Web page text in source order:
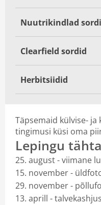
Nuutrikindlad
Clearfield sordid
Herbitsiidid
Täpsemaid külvise-
tingimusi küsi oma
Lepingu
25. august - viimane
15. november -
29. november -
13. aprill -